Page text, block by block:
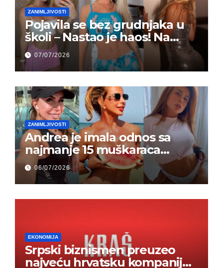
ZANIMLJIVOSTI
Pojavila se bez grudnjaka u
školi – Nastao je haos! Na
grupi je majke napale (FOTO)
07/07/2026
ZANIMLJIVOSTI
Andrea je imala odnos sa
najmanje 15 muškaraca
odjednom – „Doktor mi je
rekao…“ (FOTO)
06/07/2026
EKONOMIJA
Srpski biznismen preuzeo
najveću hrvatsku kompaniju i